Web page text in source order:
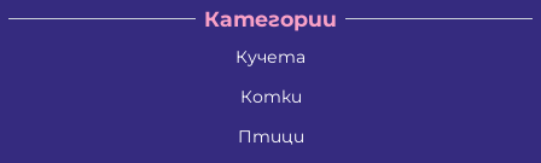
Категории
Кучета
Котки
Птици